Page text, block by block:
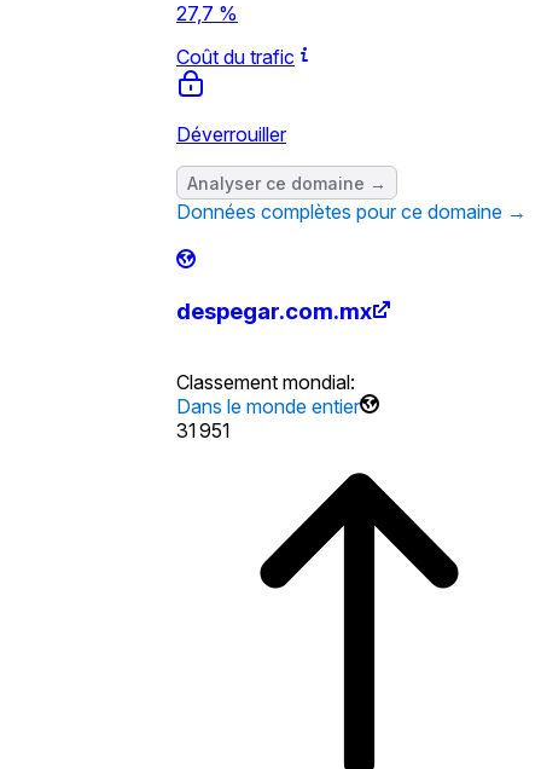
27,7 %
Coût du trafic
Déverrouiller
Analyser ce domaine →
Données complètes pour ce domaine →
despegar.com.mx
Classement mondial:
Dans le monde entier
31 951